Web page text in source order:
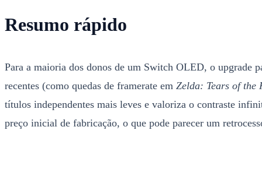
Resumo rápido
Para a maioria dos donos de um Switch OLED, o upgrade
recentes (como quedas de framerate em Zelda: Tears of the
títulos independentes mais leves e valoriza o contraste
preço inicial de fabricação, o que pode parecer um